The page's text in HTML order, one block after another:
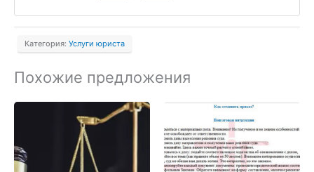
Категория: Услуги юриста
Похожие предложения